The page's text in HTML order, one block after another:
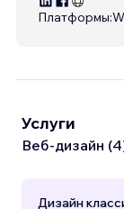
Платформы:
Услуги
Веб-дизайн
Дизайн